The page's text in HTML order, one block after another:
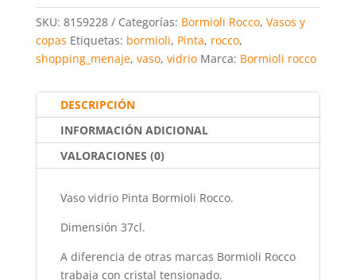
c
e
b
o
o
k
itt
er
ai
l
at
s
A
p
p
er
e
st
m
p
ar
tir
SKU: 8159228 Categorías: Bormioli Rocco, Vasos y
copas Etiquetas: bormioli, Pinta, rocco,
shopping_menaje, vaso, vidrio Marca: Bormioli rocco
DESCRIPCIÓN
INFORMACIÓN ADICIONAL
VALORACIONES (0)
Vaso vidrio Pinta Bormioli Rocco.
Dimensión 37cl.
A diferencia de otras marcas Bormioli Rocco
trabaja con cristal tensionado.